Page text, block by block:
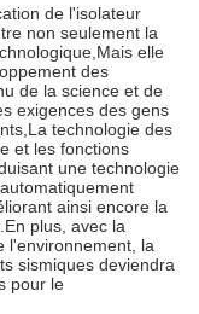
de l'isolateur
non seulement la
elle
des
de la science et de
exigences des gens
technologie des
et les fonctions
une technologie
ainsi encore la
plus, avec la
l'environnement, la
sismiques deviendra
pour le